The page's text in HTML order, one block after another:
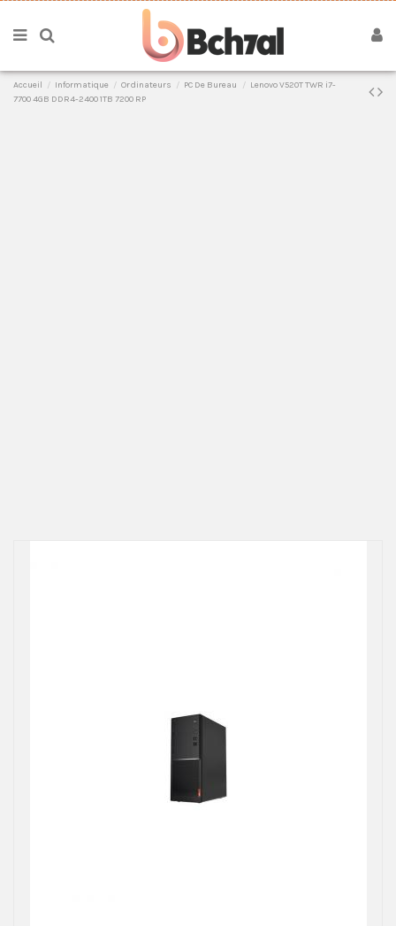
Accueil Informatique Ordinateurs PC De Bureau
Lenovo V520T TWR i7-
7700 4GB DDR4-2400 1TB 7200 RP